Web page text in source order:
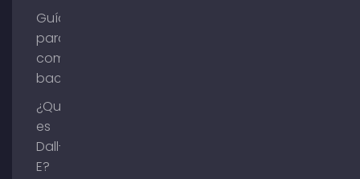
Guía
para
comprar
backlinks
¿Qué
es
Dall-
E?